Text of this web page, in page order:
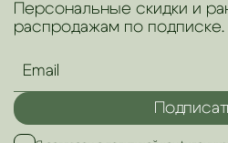
Персональные скидки и
распродажам по подписке.